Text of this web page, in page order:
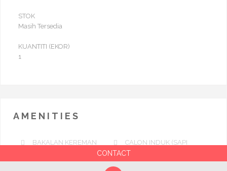
STOK
Masih Tersedia
KUANTITI (EKOR)
1
AMENITIES
BAKALAN KEREMAN
CALON INDUK (SAPI
DARA)
CONTACT